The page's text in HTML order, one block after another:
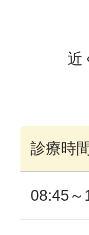
近
診療時間
08:45～